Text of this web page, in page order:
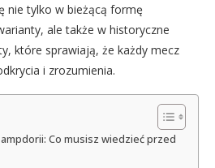
nie tylko w bieżącą formę
ale także w historyczne
które sprawiają, że każdy mecz
i zrozumienia.
Co musisz wiedzieć przed